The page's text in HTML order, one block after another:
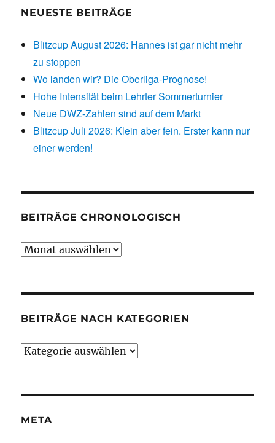
NEUESTE BEITRÄGE
Blitzcup August 2026: Hannes ist gar nicht mehr
zu stoppen
Wo landen wir? Die Oberliga-Prognose!
Hohe Intensität beim Lehrter Sommerturnier
Neue DWZ-Zahlen sind auf dem Markt
Blitzcup Juli 2026: Klein aber fein. Erster kann nur
einer werden!
BEITRÄGE CHRONOLOGISCH
Beiträge
BEITRÄGE NACH KATEGORIEN
Beiträge
META